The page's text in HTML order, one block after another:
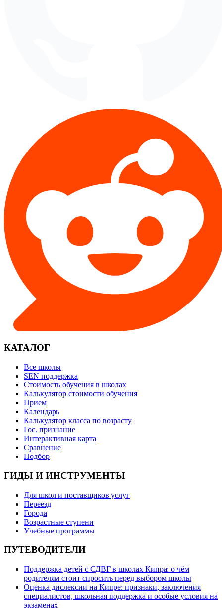
КАТАЛОГ
Все школы
SEN поддержка
Стоимость обучения в школах
Калькулятор стоимости обучения
Прием
Календарь
Калькулятор класса по возрасту
Гос. признание
Интерактивная карта
Сравнение
Подбор
ГИДЫ И ИНСТРУМЕНТЫ
Для школ и поставщиков услуг
Переезд
Города
Возрастные ступени
Учебные программы
ПУТЕВОДИТЕЛИ
Поддержка детей с СДВГ в школах Кипра: о чём
родителям стоит спросить перед выбором школы
Оценка дислексии на Кипре: признаки, заключения
специалистов, школьная поддержка и особые условия на
экзаменах